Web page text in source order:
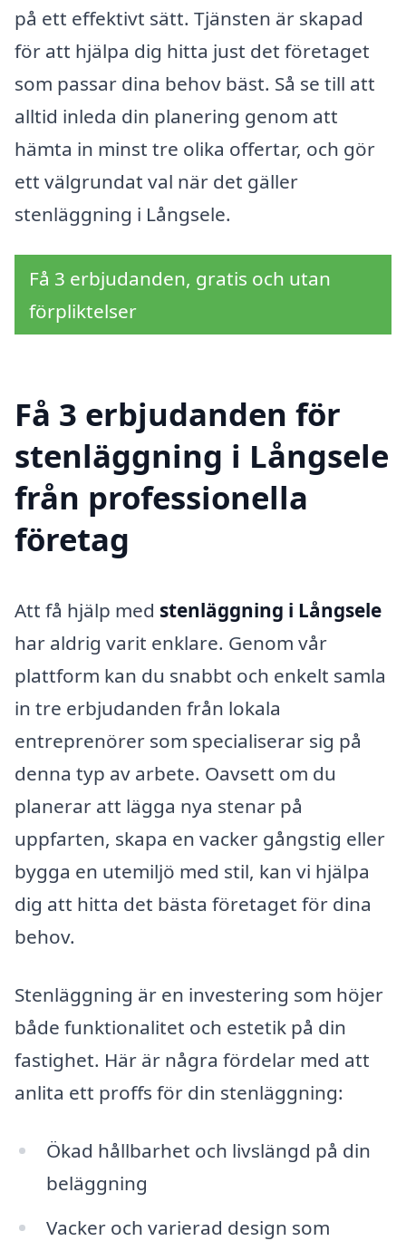
på ett effektivt sätt. Tjänsten är skapad
för att hjälpa dig hitta just det företaget
som passar dina behov bäst. Så se till att
alltid inleda din planering genom att
hämta in minst tre olika offertar, och gör
ett välgrundat val när det gäller
stenläggning i Långsele.
Få 3 erbjudanden, gratis och utan
förpliktelser
Få 3 erbjudanden för
stenläggning i Långsele
från professionella
företag
Att få hjälp med stenläggning i Långsele
har aldrig varit enklare. Genom vår
plattform kan du snabbt och enkelt samla
in tre erbjudanden från lokala
entreprenörer som specialiserar sig på
denna typ av arbete. Oavsett om du
planerar att lägga nya stenar på
uppfarten, skapa en vacker gångstig eller
bygga en utemiljö med stil, kan vi hjälpa
dig att hitta det bästa företaget för dina
behov.
Stenläggning är en investering som höjer
både funktionalitet och estetik på din
fastighet. Här är några fördelar med att
anlita ett proffs för din stenläggning:
Ökad hållbarhet och livslängd på din
beläggning
Vacker och varierad design som